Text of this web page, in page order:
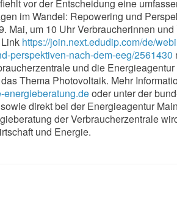
vor der Entscheidung eine
im Wandel: Repowering und
Mai, um 10 Uhr Verbraucherinnen
https://join.next.edudip.com/de/
perspektiven-nach-dem-eeg/2561430
und die
Thema Photovoltaik. Mehr
energieberatung.deoder unter der
direkt bei der Energieagentur
der Verbraucherzentrale
und Energie.